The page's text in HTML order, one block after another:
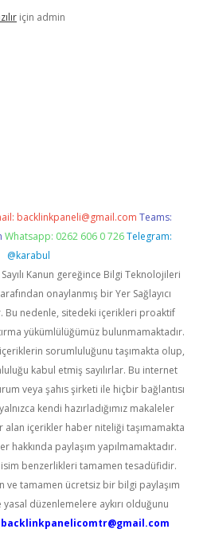
için admin
backlinkpaneli@gmail.com Teams:
Whatsapp: 0262 606 0 726 Telegram:
@karabul
Kanun gereğince Bilgi Teknolojileri
onaylanmış bir Yer Sağlayıcı
Bu nedenle, sitedeki içerikleri proaktif
yükümlülüğümüz bulunmamaktadır.
sorumluluğunu taşımakta olup,
kabul etmiş sayılırlar. Bu internet
veya şahıs şirketi ile hiçbir bağlantısı
kendi hazırladığımız makaleler
alan içerikler haber niteliği taşımamakta
hakkında paylaşım yapılmamaktadır.
benzerlikleri tamamen tesadüfidir.
ve tamamen ücretsiz bir bilgi paylaşım
düzenlemelere aykırı olduğunu
backlinkpanelicomtr@gmail.com